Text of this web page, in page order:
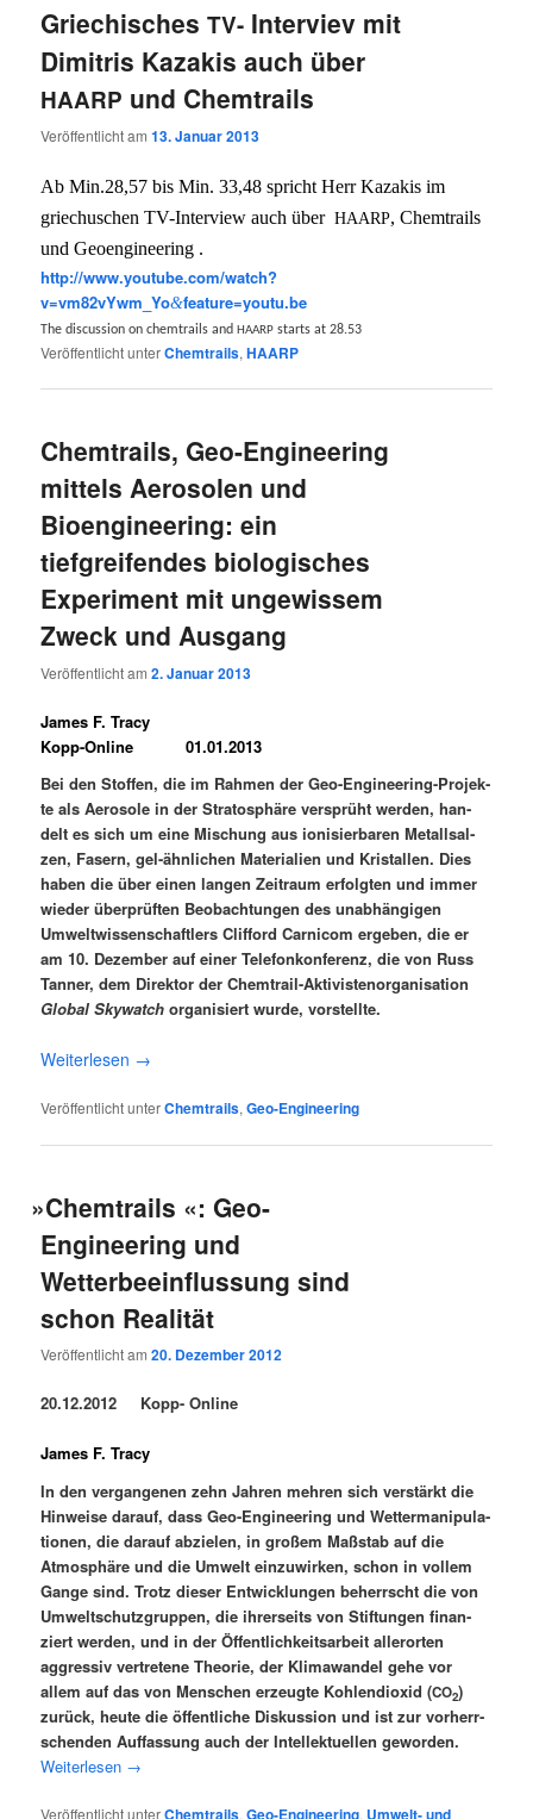
GriechischesTV- Interviev mit
Dimitris Kazakis auch über
HAARP und Chemtrails
Veröffentlicht am13. Januar 2013
Ab Min.28,57 bis Min. 33,48 spricht Herr Kaza­kis im
griechu­schen TV-Inter­view auch überHAARP, Chem­trails
und Geoengineering .
http://www.youtube.com/watch?
v=vm82vYwm_Yo&feature=youtu.be
The dis­cus­sion on chem­trails andHAARP starts at 28.53
Veröffentlicht unterChemtrails,HAARP
Chemtrails, Geo-Engineering
mittels Aerosolen und
Bioengineering: ein
tiefgreifendes biologisches
Experiment mit ungewissem
Zweck und Ausgang
Veröffentlicht am2. Januar 2013
James F. Tracy
Kopp-Online 01.01.2013
Bei den Stof­fen, die im Rah­men der Geo-Engi­nee­ring-Pro­jek­
te als Aero­so­le in der Stra­to­sphä­re ver­sprüht wer­den, han­
delt es sich um eine Mischung aus ioni­sier­ba­ren Metall­sal­
zen, Fasern, gel-ähn­li­chen Mate­ria­li­en und Kris­tal­len. Dies
haben die über einen lan­gen Zeit­raum erfolg­ten und immer
wie­der über­prüf­ten Beob­ach­tun­gen des unab­hän­gi­gen
Umwelt­wis­sen­schaft­lers Clif­ford Car­ni­com erge­ben, die er
am 10. Dezem­ber auf einer Tele­fon­kon­fe­renz, die von Russ
Tan­ner, dem Direk­tor der Chem­trail-Akti­vis­ten­or­ga­ni­sa­ti­on
Glo­bal Sky­watch orga­ni­siert wur­de, vorstellte.
Wei­ter­le­sen →
Veröffentlicht unterChemtrails,Geo-Engineering
»Chemtrails «: Geo-
Engineering und
Wetterbeeinflussung sind
schon Realität
Veröffentlicht am20. Dezember 2012
20.12.2012 Kopp- Online
James F. Tracy
In den ver­gan­ge­nen zehn Jah­ren meh­ren sich ver­stärkt die
Hin­wei­se dar­auf, dass Geo-Engi­nee­ring und Wet­ter­ma­ni­pu­la­
tio­nen, die dar­auf abzie­len, in gro­ßem Maß­stab auf die
Atmo­sphä­re und die Umwelt ein­zu­wir­ken, schon in vol­lem
Gan­ge sind. Trotz die­ser Ent­wick­lun­gen beherrscht die von
Umwelt­schutz­grup­pen, die ihrer­seits von Stif­tun­gen finan­
ziert wer­den, und in der Öffent­lich­keits­ar­beit aller­or­ten
aggres­siv ver­tre­te­ne Theo­rie, der Kli­ma­wan­del gehe vor
allem auf das von Men­schen erzeug­te Koh­len­di­oxid (CO2)
zurück, heu­te die öffent­li­che Dis­kus­si­on und ist zur vor­herr­
schen­den Auf­fas­sung auch der Intel­lek­tu­el­len gewor­den.
Wei­ter­le­sen →
Veröffentlicht unterChemtrails,Geo-Engineering, Umwelt- und